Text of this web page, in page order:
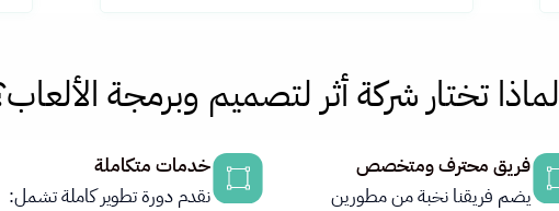
لماذا تختار شركة أثر لتصميم وبرمجة
فريق محترف ومتخصص
يضم فريقنا نخبة من مطورين
خدمات متكاملة
نقدم دورة تطوير كاملة تشمل: